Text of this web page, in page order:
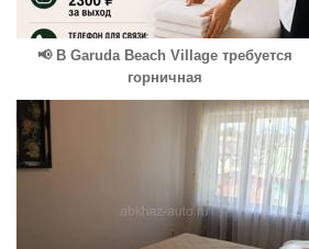
📢 В Garuda Beach Village требуется
горничная